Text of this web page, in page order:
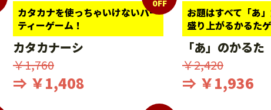
カタカナを使っちゃいけないパー
ティーゲーム！
0FF
カタカナーシ
￥1,760
⇒ ￥1,408
お題はすべて「あ
盛り上がるかるた
「あ」のかるた
￥2,420
⇒ ￥1,936